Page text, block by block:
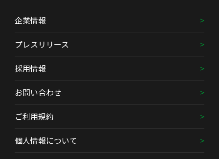
企業情報
プレスリリース
採用情報
お問い合わせ
ご利用規約
個人情報について